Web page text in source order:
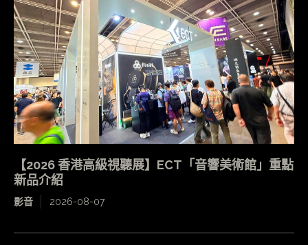
【2026 香港高級視聽展】ECT「音響美術館」重點
新品介紹
影音 2026-08-07